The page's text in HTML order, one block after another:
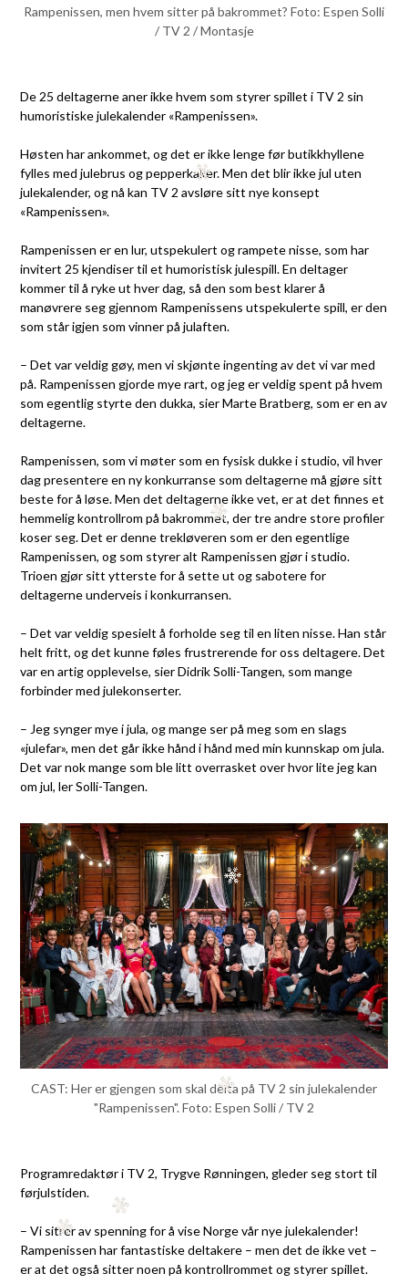
Rampenissen, men hvem sitter på bakrommet? Foto: Espen Solli
/ TV 2 / Montasje
De 25 deltagerne aner ikke hvem som styrer spillet i TV 2 sin
humoristiske julekalender «Rampenissen».
Høsten har ankommet, og det er ikke lenge før butikkhyllene
fylles med julebrus og pepperkaker. Men det blir ikke jul uten
julekalender, og nå kan TV 2 avsløre sitt nye konsept
«Rampenissen».
Rampenissen er en lur, utspekulert og rampete nisse, som har
invitert 25 kjendiser til et humoristisk julespill. En deltager
kommer til å ryke ut hver dag, så den som best klarer å
manøvrere seg gjennom Rampenissens utspekulerte spill, er den
som står igjen som vinner på julaften.
– Det var veldig gøy, men vi skjønte ingenting av det vi var med
på. Rampenissen gjorde mye rart, og jeg er veldig spent på hvem
som egentlig styrte den dukka, sier Marte Bratberg, som er en av
deltagerne.
Rampenissen, som vi møter som en fysisk dukke i studio, vil hver
dag presentere en ny konkurranse som deltagerne må gjøre sitt
beste for å løse. Men det deltagerne ikke vet, er at det finnes et
hemmelig kontrollrom på bakrommet, der tre andre store profiler
koser seg. Det er denne trekløveren som er den egentlige
Rampenissen, og som styrer alt Rampenissen gjør i studio.
Trioen gjør sitt ytterste for å sette ut og sabotere for
deltagerne underveis i konkurransen.
– Det var veldig spesielt å forholde seg til en liten nisse. Han står
helt fritt, og det kunne føles frustrerende for oss deltagere. Det
var en artig opplevelse, sier Didrik Solli-Tangen, som mange
forbinder med julekonserter.
– Jeg synger mye i jula, og mange ser på meg som en slags
«julefar», men det går ikke hånd i hånd med min kunnskap om jula.
Det var nok mange som ble litt overrasket over hvor lite jeg kan
om jul, ler Solli-Tangen.
CAST: Her er gjengen som skal delta på TV 2 sin julekalender
"Rampenissen". Foto: Espen Solli / TV 2
Programredaktør i TV 2, Trygve Rønningen, gleder seg stort til
førjulstiden.
– Vi sitrer av spenning for å vise Norge vår nye julekalender!
Rampenissen har fantastiske deltakere – men det de ikke vet –
er at det også sitter noen på kontrollrommet og styrer spillet.